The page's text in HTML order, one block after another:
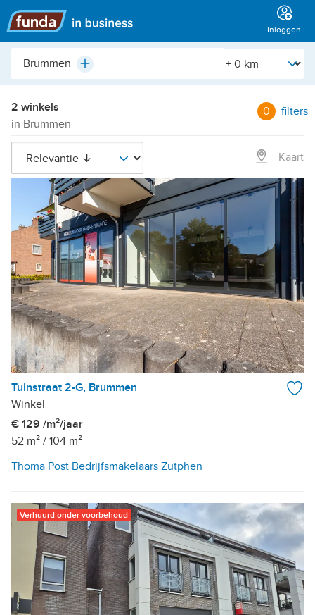
Hoofdmenu
Inloggen
Plaats,
etc.
Plus [Straal]
2 winkels
in Brummen
0 filters
Kaart
Tuinstraat 2-G, Brummen
Winkel
€ 129 /m²/jaar
52 m² / 104 m²
Thoma Post Bedrijfsmakelaars Zutphen
Verhuurd onder voorbehoud